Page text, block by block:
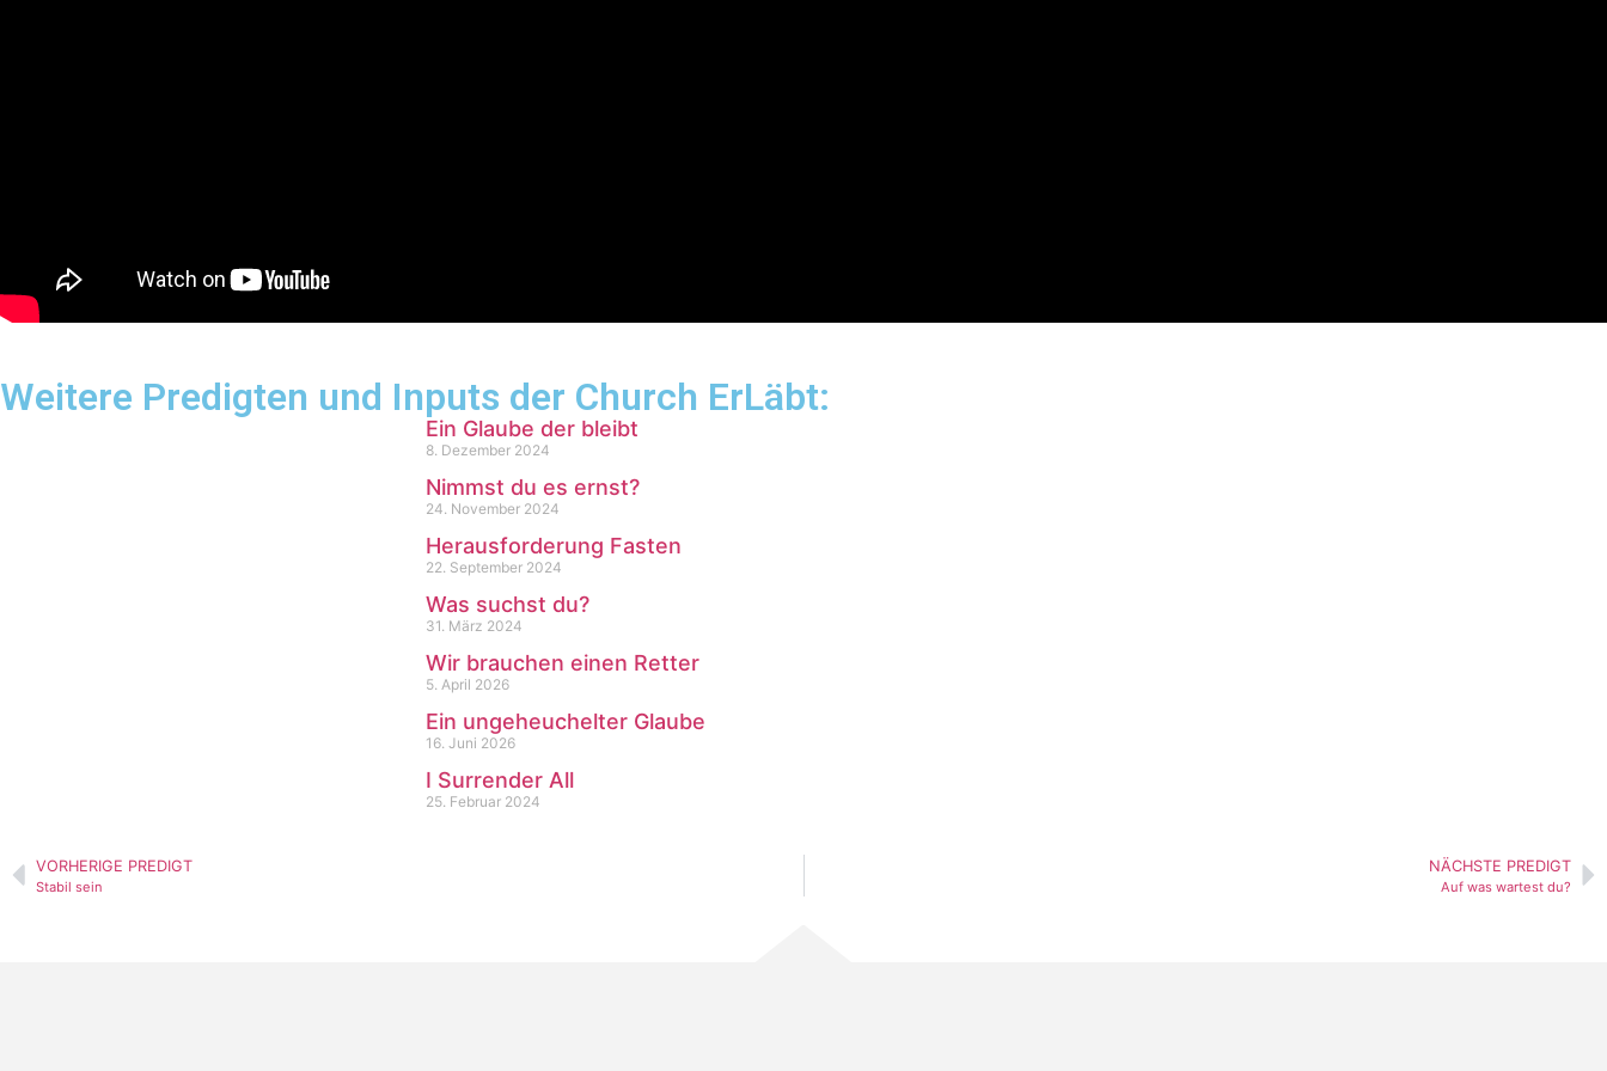
Weitere Predigten und Inputs der Church ErLäbt:
Ein Glaube der bleibt
8. Dezember 2024
Nimmst du es ernst?
24. November 2024
Herausforderung Fasten
22. September 2024
Was suchst du?
31. März 2024
Wir brauchen einen Retter
5. April 2026
Ein ungeheuchelter Glaube
16. Juni 2026
I Surrender All
25. Februar 2024
VORHERIGE PREDIGT
Stabil sein
NÄCHSTE PREDIGT
Auf was wartest du?